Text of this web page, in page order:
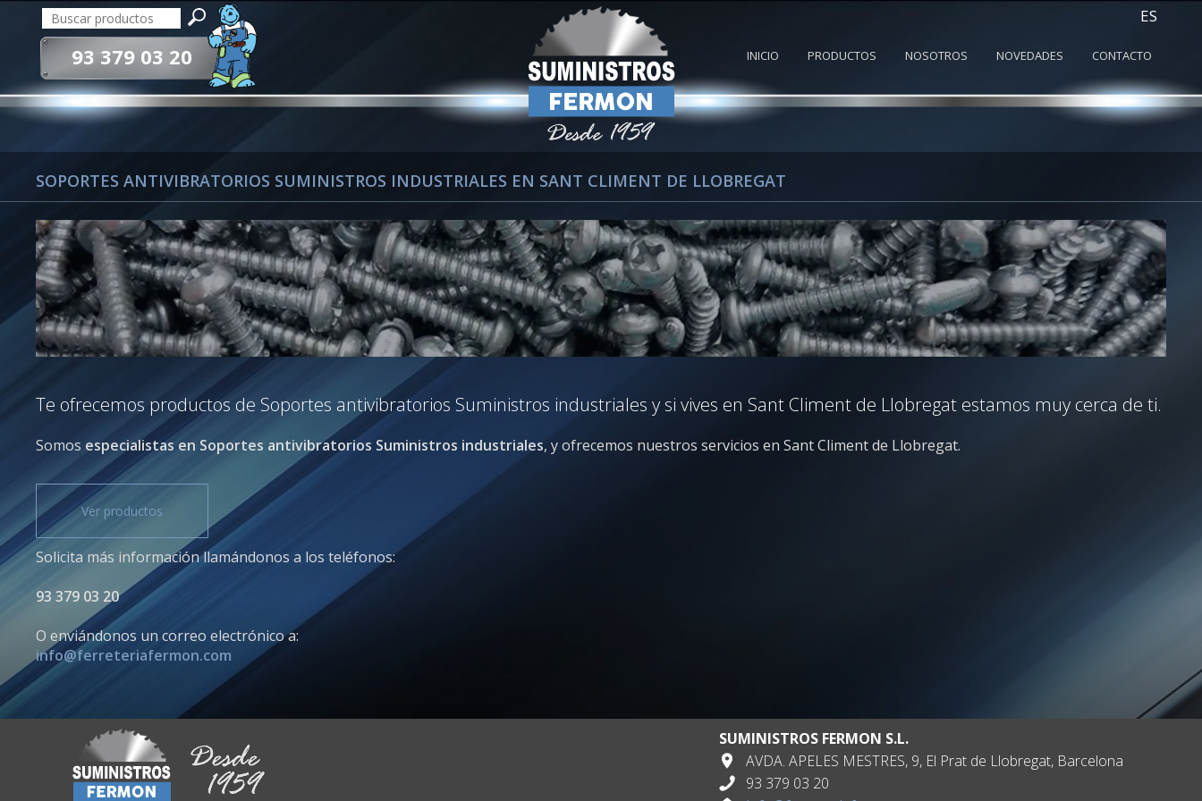
ES
93 379 03 20 INICIO PRODUCTOS NOSOTROS NOVEDADES CONTACTO
SOPORTES ANTIVIBRATORIOS SUMINISTROS INDUSTRIALES EN SANT CLIMENT DE LLOBREGAT
Te ofrecemos productos de Soportes antivibratorios Suministros industriales y si vives en Sant Climent de Llobregat estamos muy cerca de ti.
Somos especialistas en Soportes antivibratorios Suministros industriales, y ofrecemos nuestros servicios en Sant Climent de Llobregat.
Ver productos
Solicita más información llamándonos a los teléfonos:
93 379 03 20
O enviándonos un correo electrónico a:
info@ferreteriafermon.com
SUMINISTROS FERMON S.L.
AVDA. APELES MESTRES, 9, El Prat de Llobregat, Barcelona
93 379 03 20